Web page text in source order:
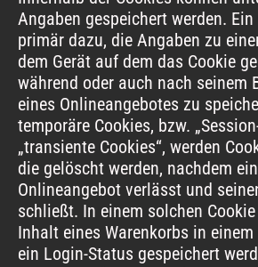
Angaben gespeichert werden.
primär dazu, die Angaben zu
dem Gerät auf dem das Cookie
während oder auch nach seinem
eines Onlineangebotes zu
temporäre Cookies, bzw.
„transiente Cookies“, werden
die gelöscht werden, nachdem
Onlineangebot verlässt und
schließt. In einem solchen
Inhalt eines Warenkorbs in
ein Login-Status gespeichert